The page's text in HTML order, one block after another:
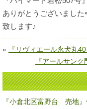
ありがとうございまし
致します♪
«
『リヴィエール永犬丸
『アールサン
『小倉北区富野台 売地